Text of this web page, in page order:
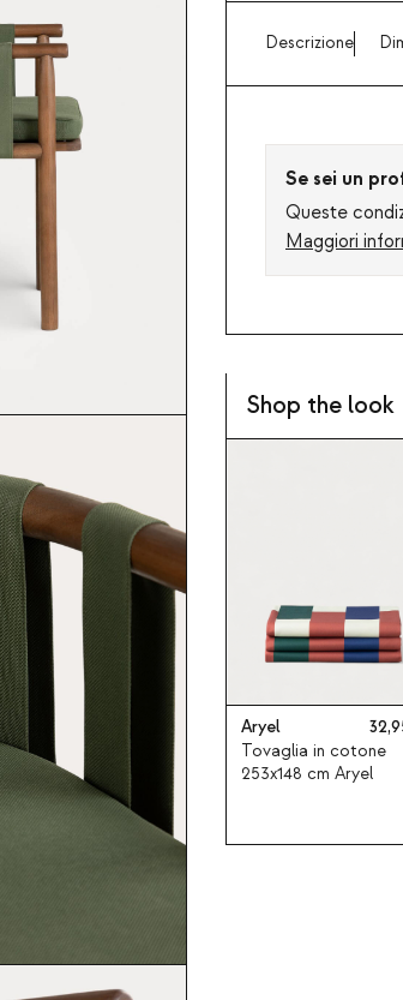
Descrizione
Se sei un
Queste
Maggiori
Shop the look
Aryel
Tovaglia in cotone
253x148 cm Aryel